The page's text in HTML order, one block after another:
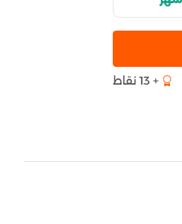
+ 13 نقاط